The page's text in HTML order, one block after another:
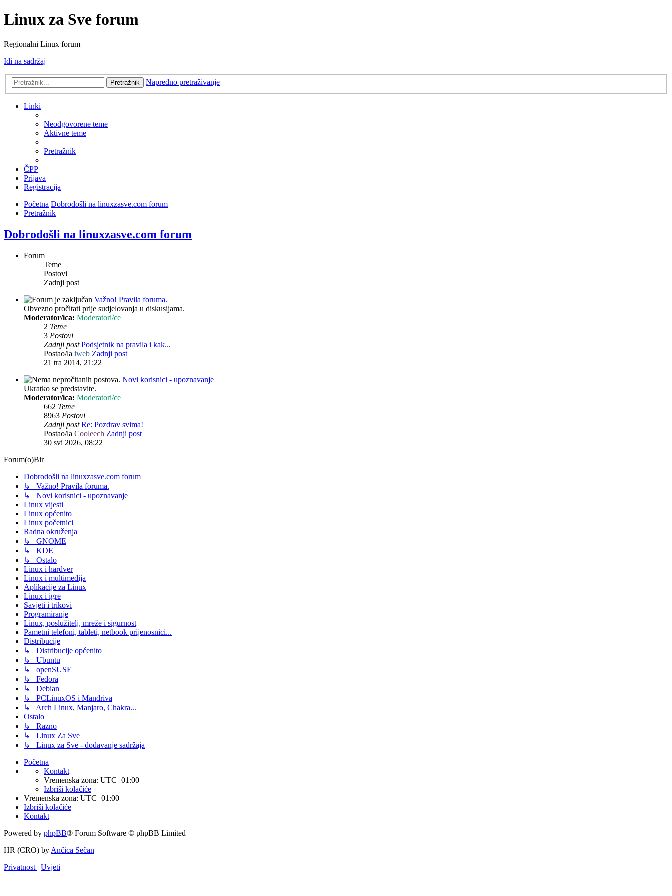
Linux za Sve forum
Regionalni Linux forum
Idi na sadržaj
Pretražnik Napredno pretraživanje
Linki
Neodgovorene teme
Aktivne teme
Pretražnik
ČPP
Prijava
Registracija
Početna Dobrodošli na linuxzasve.com forum
Pretražnik
Dobrodošli na linuxzasve.com forum
Forum
Teme
Postovi
Zadnji post
Važno! Pravila foruma.
Obvezno pročitati prije sudjelovanja u diskusijama.
Moderator/ica: Moderatori/ce
2 Teme
3 Postovi
Zadnji post Podsjetnik na pravila i kak...
Postao/la iweb Zadnji post
21 tra 2014, 21:22
Novi korisnici - upoznavanje
Ukratko se predstavite.
Moderator/ica: Moderatori/ce
662 Teme
8963 Postovi
Zadnji post Re: Pozdrav svima!
Postao/la Cooleech Zadnji post
30 svi 2026, 08:22
Forum(o)Bir
Dobrodošli na linuxzasve.com forum
↳ Važno! Pravila foruma.
↳ Novi korisnici - upoznavanje
Linux vijesti
Linux općenito
Linux početnici
Radna okruženja
↳ GNOME
↳ KDE
↳ Ostalo
Linux i hardver
Linux i multimedija
Aplikacije za Linux
Linux i igre
Savjeti i trikovi
Programiranje
Linux, poslužitelj, mreže i sigurnost
Pametni telefoni, tableti, netbook prijenosnici...
Distribucije
↳ Distribucije općenito
↳ Ubuntu
↳ openSUSE
↳ Fedora
↳ Debian
↳ PCLinuxOS i Mandriva
↳ Arch Linux, Manjaro, Chakra...
Ostalo
↳ Razno
↳ Linux Za Sve
↳ Linux za Sve - dodavanje sadržaja
Početna
Kontakt
Vremenska zona: UTC+01:00
Izbriši kolačiće
Vremenska zona: UTC+01:00
Izbriši kolačiće
Kontakt
Powered by phpBB® Forum Software © phpBB Limited
HR (CRO) by Ančica Sečan
Privatnost | Uvjeti